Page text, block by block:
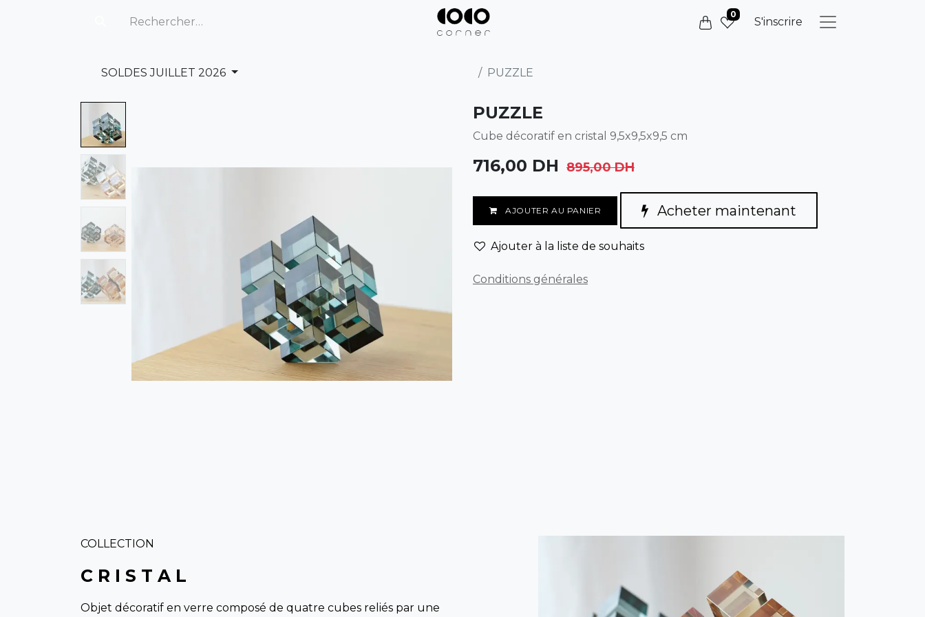
0
S'inscrire
SOLDES JUILLET 2026 PUZZLE
PUZZLE
Cube décoratif en cristal 9,5x9,5x9,5 cm
716,00 DH 895,00DH
AJOUTER AU PANIER Acheter maintenant
Ajouter à la liste de souhaits
Conditions générales
COLLECTION
C R I S T A L
Objet décoratif en verre composé de quatre cubes reliés par une